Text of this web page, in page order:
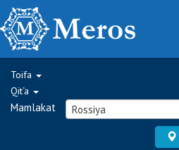
Toifa
Qit‘a
Mamlakat Rossiya